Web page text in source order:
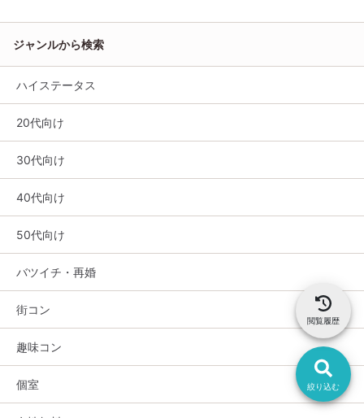
絞り込む
閲覧履歴
ジャンルから検索
ハイステータス
20代向け
30代向け
40代向け
50代向け
バツイチ・再婚
街コン
趣味コン
個室